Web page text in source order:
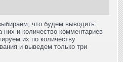
что будем выводить:
них и количество комментариев
их по количеству
и выведем только три